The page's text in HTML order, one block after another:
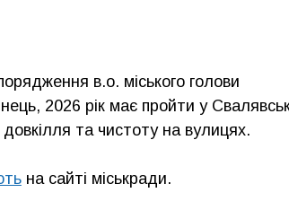
в.о. міського голови
2026 рік має пройти у
та чистоту на вулицях.
на сайті міськради.